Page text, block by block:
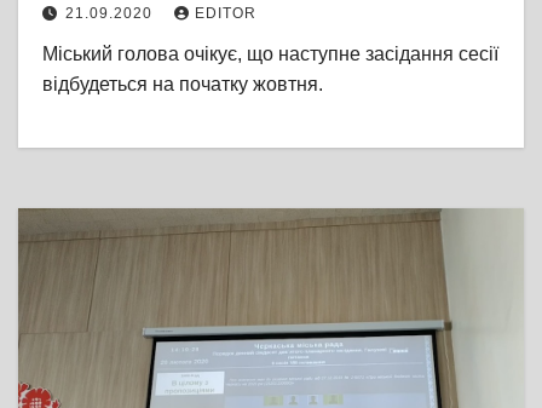
21.09.2020 EDITOR
Міський голова очікує, що наступне засідання сесії
відбудеться на початку жовтня.